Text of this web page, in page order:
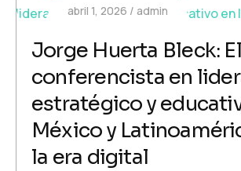
abril 1, 2026 admin
Jorge Huerta Bleck:
conferencista en
estratégico y
México y
la era digital